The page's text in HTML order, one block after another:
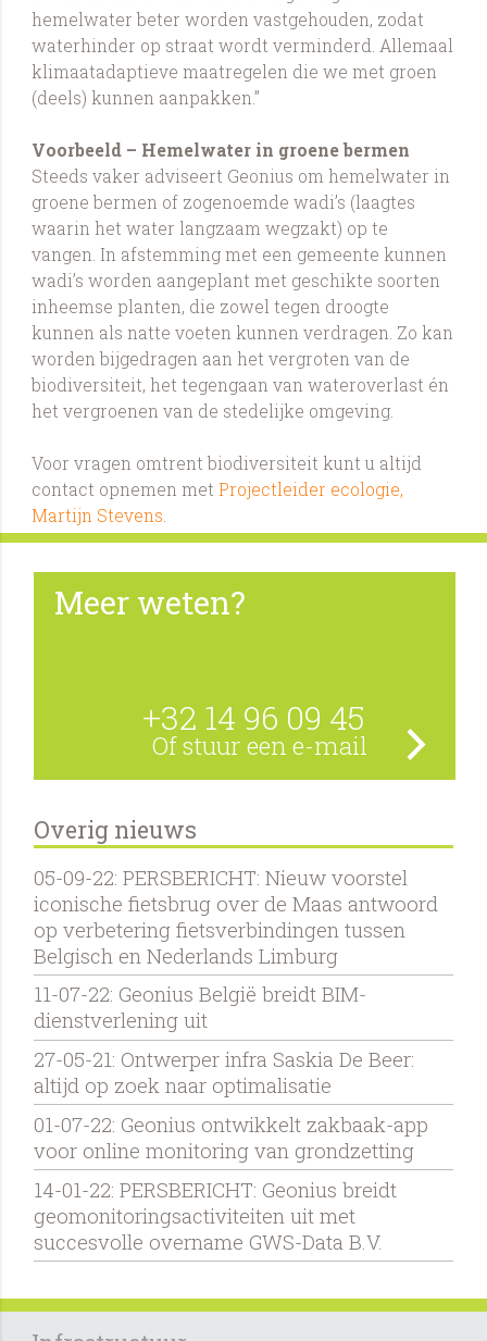
Meer weten?
+32 14 96 09 45
Of stuur een e-mail
Overig nieuws
05-09-22: PERSBERICHT: Nieuw voorstel
iconische fietsbrug over de Maas antwoord
op verbetering fietsverbindingen tussen
Belgisch en Nederlands Limburg
11-07-22: Geonius België breidt BIM-
dienstverlening uit
27-05-21: Ontwerper infra Saskia De Beer:
altijd op zoek naar optimalisatie
01-07-22: Geonius ontwikkelt zakbaak-app
voor online monitoring van grondzetting
14-01-22: PERSBERICHT: Geonius breidt
geomonitoringsactiviteiten uit met
succesvolle overname GWS-Data B.V.
hemelwater beter worden vastgehouden, zodat
waterhinder op straat wordt verminderd. Allemaal
klimaatadaptieve maatregelen die we met groen
(deels) kunnen aanpakken.”
Voorbeeld – Hemelwater in groene bermen
Steeds vaker adviseert Geonius om hemelwater in
groene bermen of zogenoemde wadi’s (laagtes
waarin het water langzaam wegzakt) op te
vangen. In afstemming met een gemeente kunnen
wadi’s worden aangeplant met geschikte soorten
inheemse planten, die zowel tegen droogte
kunnen als natte voeten kunnen verdragen. Zo kan
worden bijgedragen aan het vergroten van de
biodiversiteit, het tegengaan van wateroverlast én
het vergroenen van de stedelijke omgeving.
Voor vragen omtrent biodiversiteit kunt u altijd
contact opnemen metProjectleider ecologie,
Martijn Stevens